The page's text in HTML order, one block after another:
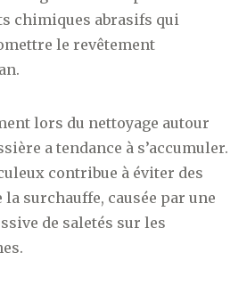
chimiques abrasifs qui
le revêtement
lors du nettoyage autour
a tendance à s’accumuler.
contribue à éviter des
surchauffe, causée par une
de saletés sur les